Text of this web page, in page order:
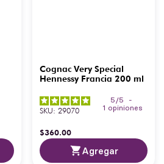
Cognac Very Special
Hennessy Francia 200 ml
5 /5
-
1 opiniones
SKU: 29070
$360.00
Agregar